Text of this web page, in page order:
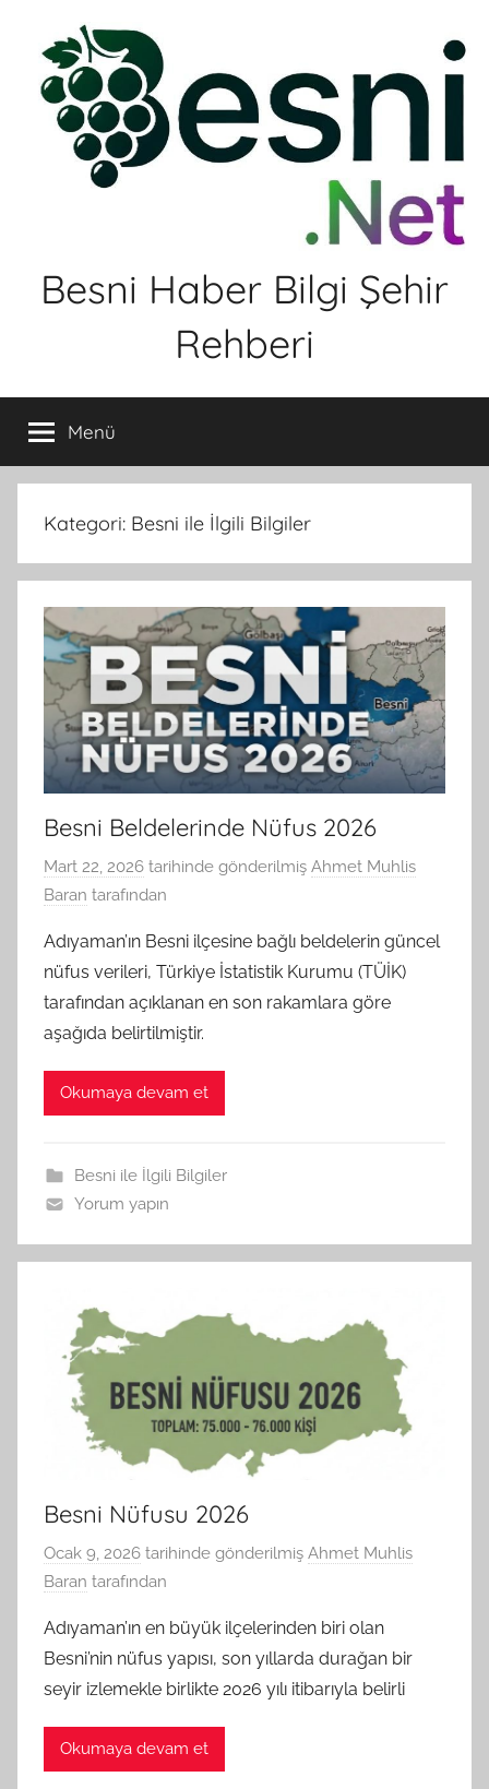
Besni Haber Bilgi Şehir
Rehberi
Menü
Kategori: Besni ile İlgili Bilgiler
Besni Beldelerinde Nüfus 2026
Mart 22, 2026 tarihinde gönderilmiş Ahmet Muhlis
Baran tarafından
Adıyaman’ın Besni ilçesine bağlı beldelerin güncel
nüfus verileri, Türkiye İstatistik Kurumu (TÜİK)
tarafından açıklanan en son rakamlara göre
aşağıda belirtilmiştir.
Okumaya devam et
Besni ile İlgili Bilgiler
Yorum yapın
Besni Nüfusu 2026
Ocak 9, 2026 tarihinde gönderilmiş Ahmet Muhlis
Baran tarafından
Adıyaman’ın en büyük ilçelerinden biri olan
Besni’nin nüfus yapısı, son yıllarda durağan bir
seyir izlemekle birlikte 2026 yılı itibarıyla belirli
Okumaya devam et